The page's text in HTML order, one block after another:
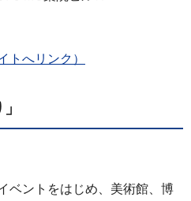
トへリンク）
ベントをはじめ、美術館、博